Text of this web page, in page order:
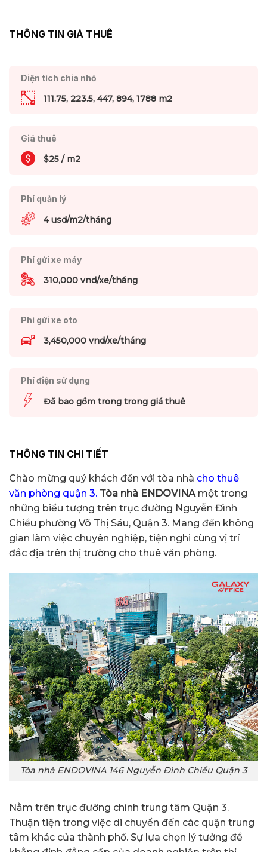
THÔNG TIN GIÁ THUÊ
Diện tích chia nhỏ
111.75, 223.5, 447, 894, 1788 m2
Giá thuê
$25 / m2
Phí quản lý
4 usd/m2/tháng
Phí gửi xe máy
310,000 vnd/xe/tháng
Phí gửi xe oto
3,450,000 vnd/xe/tháng
Phí điện sử dụng
Đã bao gồm trong trong giá thuê
THÔNG TIN CHI TIẾT
Chào mừng quý khách đến với tòa nhà cho thuê
văn phòng quận 3. Tòa nhà ENDOVINAmột trong
những biểu tượng trên trục đường Nguyễn Đình
Chiểu phường Võ Thị Sáu, Quận 3. Mang đến không
gian làm việc chuyên nghiệp, tiện nghi cùng vị trí
đắc địa trên thị trường cho thuê văn phòng.
Tòa nhà ENDOVINA 146 Nguyễn Đình Chiểu Quận 3
Nằm trên trục đường chính trung tâm Quận 3.
Thuận tiện trong việc di chuyển đến các quận trung
tâm khác của thành phố. Sự lựa chọn lý tưởng để